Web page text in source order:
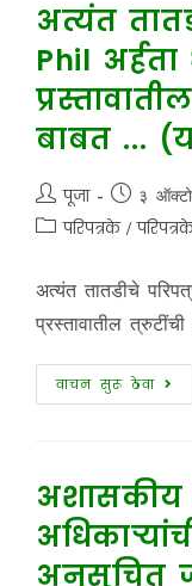
अत्यंत
Phil
बाबत ...
पूजा ३
परिपत्रके /
अत्यंत तातडीचे
प्रस्तावातील
वाचन सुरू ठेवा
अशासकीय
अनुसूचित